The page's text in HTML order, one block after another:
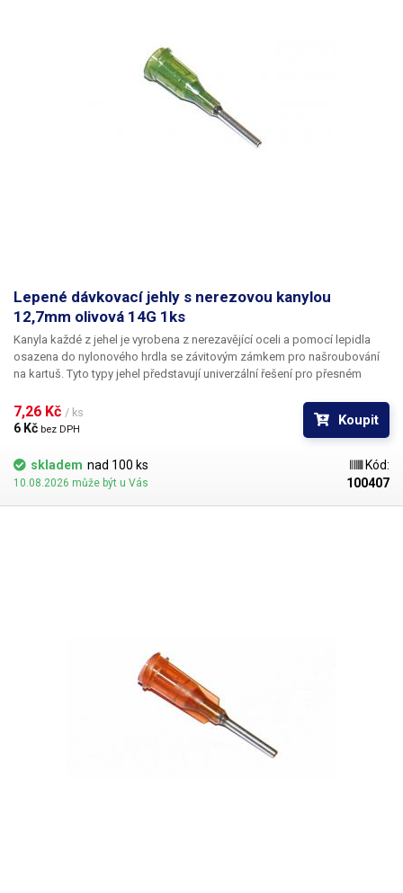
Lepené dávkovací jehly s nerezovou kanylou
12,7mm olivová 14G 1ks
Kanyla každé z jehel je vyrobena z nerezavějící oceli a pomocí lepidla
osazena do nylonového hrdla se závitovým zámkem pro našroubování
na kartuš. Tyto typy jehel představují univerzální řešení pro přesném
silikony, epoxidy, lepidla... Každá z jehel je vybavena dvojitým závitem a
zámkovým systémem ke spolehlivému a rychlému uchycení
7,26 Kč / ks
6 Kč bez DPH
Koupit
skladem nad 100 ks
10.08.2026 může být u Vás
Kód:
100407